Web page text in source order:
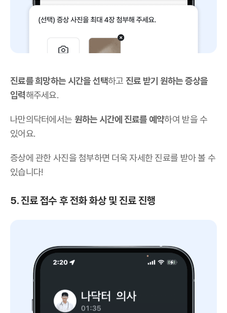
진료를 희망하는 시간을 선택하고 진료 받기 원하는 증상을
입력해주세요.
나만의닥터에서는 원하는 시간에 진료를 예약하여 받을 수
있어요.
증상에 관한 사진을 첨부하면 더욱 자세한 진료를 받아 볼 수
있습니다!
5. 진료 접수 후 전화 화상 및 진료 진행